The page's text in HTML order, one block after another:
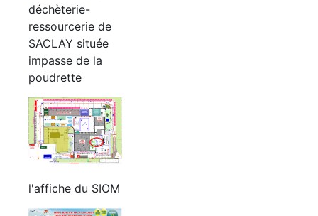
déchèterie-
ressourcerie de
SACLAY située
impasse de la
poudrette
l'affiche du SIOM